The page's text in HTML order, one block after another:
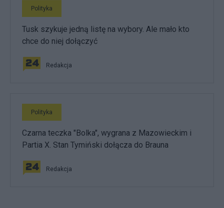
Polityka
Tusk szykuje jedną listę na wybory. Ale mało kto
chce do niej dołączyć
Redakcja
Polityka
Czarna teczka "Bolka", wygrana z Mazowieckim i
Partia X. Stan Tymiński dołącza do Brauna
Redakcja